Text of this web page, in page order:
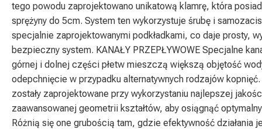
tego powodu zaprojektowano unikatową klamrę, która
sprężyny do 5cm. System ten wykorzystuje śrubę i
specjalnie zaprojektowanymi podkładkami, co daje prosty,
bezpieczny system. KANAŁY PRZEPŁYWOWE Specjalne
górnej i dolnej części płetw mieszczą większą objętość
odepchnięcie w przypadku alternatywnych rodzajów
zostały zaprojektowane przy wykorzystaniu najlepszej
zaawansowanej geometrii kształtów, aby osiągnąć
Różnią się one grubością tam, gdzie efektywność działania